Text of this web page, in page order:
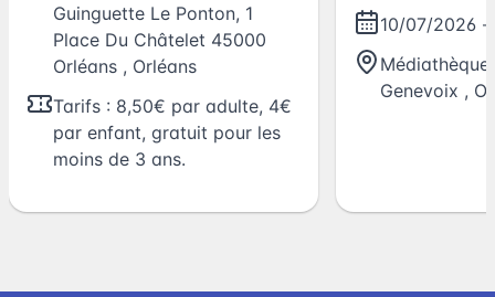
Guinguette Le Ponton, 1
Place Du Châtelet 45000
Orléans , Orléans
Tarifs : 8,50€ par adulte, 4€
par enfant, gratuit pour les
moins de 3 ans.
10/07/2026 -
Genevoix ,